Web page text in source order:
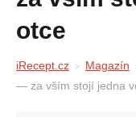
otce
iRecept.cz Magazín
— za vším stojí jedna